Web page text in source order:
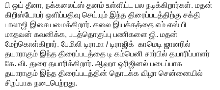
பி ஒய் தீனா, நக்கலைட்ஸ் தனம் உள்ளிட்ட பல நடிக்கிறார்கள். மதன்
கிறிஸ்டோபர் ஒளிப்பதிவு செய்யும் இந்த திரைப்படத்திற்கு சக்தி
பாலாஜி இசையமைக்கிறார். கலை இயக்கத்தை எம் எஸ் பி
மாதவன் கவனிக்க, படத்தொகுப்பு பணிகளை ஜி. மதன்
மேற்கொள்கிறார். பேமிலி டிராமா / டிராஜிக் காமெடி ஜானரில்
தயாராகும் இந்த திரைப்படத்தை டி கம்பெனி சார்பில் தயாரிப்பாளர்
கே. வி. துரை தயாரிக்கிறார். ஆஹா ஒரிஜினல் படைப்பாக
தயாராகும் இந்த திரைப்படத்தின் தொடக்க விழா சென்னையில்
சிறப்பாக நடைபெற்றது.